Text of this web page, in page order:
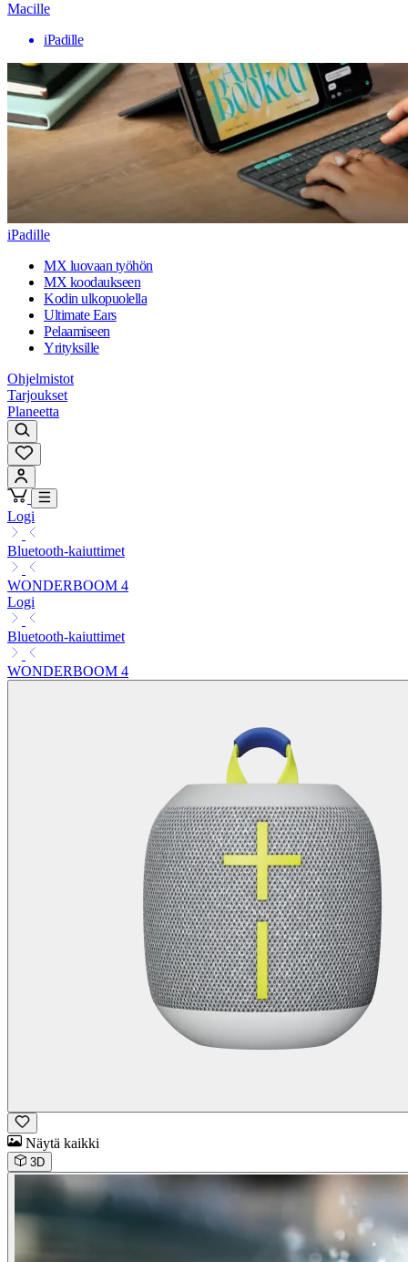
Macille
iPadille
iPadille
MX luovaan työhön
MX koodaukseen
Kodin ulkopuolella
Ultimate Ears
Pelaamiseen
Yrityksille
Ohjelmistot
Tarjoukset
Planeetta
Logi
Bluetooth-kaiuttimet
WONDERBOOM 4
Logi
Bluetooth-kaiuttimet
WONDERBOOM 4
Näytä kaikki
3D